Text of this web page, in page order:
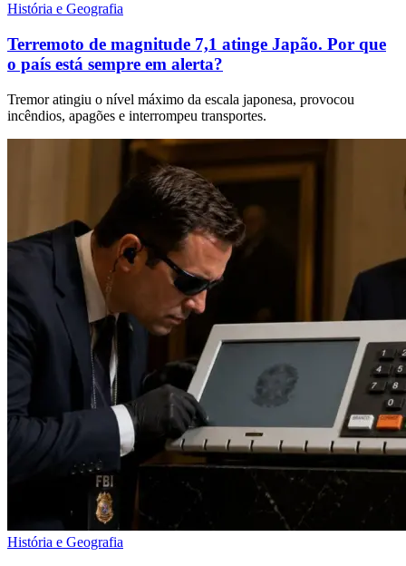
História e Geografia
Terremoto de magnitude 7,1 atinge Japão. Por que
o país está sempre em alerta?
Tremor atingiu o nível máximo da escala japonesa, provocou
incêndios, apagões e interrompeu transportes.
História e Geografia